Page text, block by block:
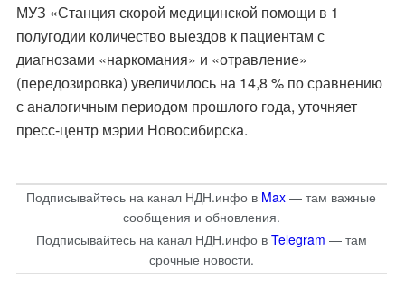
МУЗ «Станция скорой медицинской помощи в 1
полугодии количество выездов к пациентам с
диагнозами «наркомания» и «отравление»
(передозировка) увеличилось на 14,8 % по сравнению
с аналогичным периодом прошлого года, уточняет
пресс-центр мэрии Новосибирска.
Подписывайтесь на канал НДН.инфо в Max — там важные
сообщения и обновления.
Подписывайтесь на канал НДН.инфо в Telegram — там
срочные новости.